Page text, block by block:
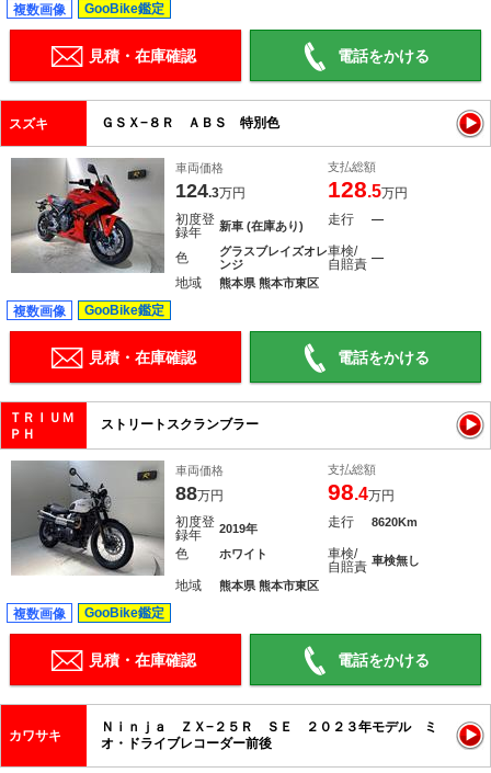
複数画像 GooBike鑑定
見積・在庫確認 電話をかける
スズキ ＧＳＸ−８Ｒ ＡＢＳ 特別色
車両価格
124.3万円
支払総額
128.5万円
初度登
録年
新車 (在庫あり) 走行 ―
色
グラスブレイズオレ
ンジ
車検/
自賠責 ―
地域 熊本県 熊本市東区
複数画像 GooBike鑑定
見積・在庫確認 電話をかける
ＴＲＩＵＭ
ＰＨ
ストリートスクランブラー
車両価格
88万円
支払総額
98.4万円
初度登
録年
2019年 走行 8620Km
色 ホワイト
車検/
自賠責 車検無し
地域 熊本県 熊本市東区
複数画像 GooBike鑑定
見積・在庫確認 電話をかける
カワサキ
Ｎｉｎｊａ ＺＸ−２５Ｒ ＳＥ ２０２３年モデル ミ
オ・ドライブレコーダー前後